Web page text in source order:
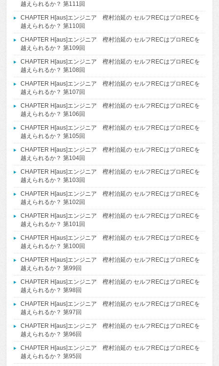
越えられるか？ 第111回
CHAPTER H[aus]エンジニア 樫村治延の セルフRECはプロRECを
越えられるか？ 第110回
CHAPTER H[aus]エンジニア 樫村治延の セルフRECはプロRECを
越えられるか？ 第109回
CHAPTER H[aus]エンジニア 樫村治延の セルフRECはプロRECを
越えられるか？ 第108回
CHAPTER H[aus]エンジニア 樫村治延の セルフRECはプロRECを
越えられるか？ 第107回
CHAPTER H[aus]エンジニア 樫村治延の セルフRECはプロRECを
越えられるか？ 第106回
CHAPTER H[aus]エンジニア 樫村治延の セルフRECはプロRECを
越えられるか？ 第105回
CHAPTER H[aus]エンジニア 樫村治延の セルフRECはプロRECを
越えられるか？ 第104回
CHAPTER H[aus]エンジニア 樫村治延の セルフRECはプロRECを
越えられるか？ 第103回
CHAPTER H[aus]エンジニア 樫村治延の セルフRECはプロRECを
越えられるか？ 第102回
CHAPTER H[aus]エンジニア 樫村治延の セルフRECはプロRECを
越えられるか？ 第101回
CHAPTER H[aus]エンジニア 樫村治延の セルフRECはプロRECを
越えられるか？ 第100回
CHAPTER H[aus]エンジニア 樫村治延の セルフRECはプロRECを
越えられるか？ 第99回
CHAPTER H[aus]エンジニア 樫村治延の セルフRECはプロRECを
越えられるか？ 第98回
CHAPTER H[aus]エンジニア 樫村治延の セルフRECはプロRECを
越えられるか？ 第97回
CHAPTER H[aus]エンジニア 樫村治延の セルフRECはプロRECを
越えられるか？ 第96回
CHAPTER H[aus]エンジニア 樫村治延の セルフRECはプロRECを
越えられるか？ 第95回